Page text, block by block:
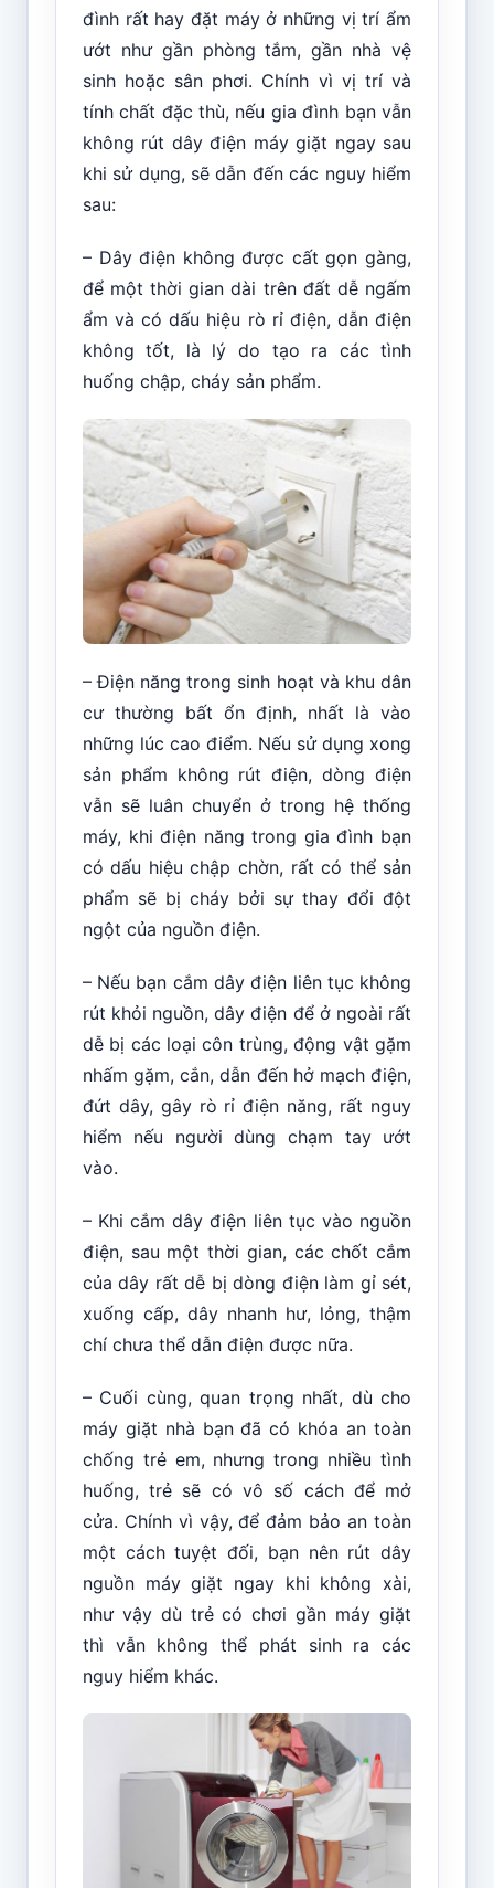
đình rất hay đặt máy ở những vị trí ẩm
ướt như gần phòng tắm, gần nhà vệ
sinh hoặc sân phơi. Chính vì vị trí và
tính chất đặc thù, nếu gia đình bạn vẫn
không rút dây điện máy giặt ngay sau
khi sử dụng, sẽ dẫn đến các nguy hiểm
sau:
– Dây điện không được cất gọn gàng,
để một thời gian dài trên đất dễ ngấm
ẩm và có dấu hiệu rò rỉ điện, dẫn điện
không tốt, là lý do tạo ra các tình
huống chập, cháy sản phẩm.
– Điện năng trong sinh hoạt và khu dân
cư thường bất ổn định, nhất là vào
những lúc cao điểm. Nếu sử dụng xong
sản phẩm không rút điện, dòng điện
vẫn sẽ luân chuyển ở trong hệ thống
máy, khi điện năng trong gia đình bạn
có dấu hiệu chập chờn, rất có thể sản
phẩm sẽ bị cháy bởi sự thay đổi đột
ngột của nguồn điện.
– Nếu bạn cắm dây điện liên tục không
rút khỏi nguồn, dây điện để ở ngoài rất
dễ bị các loại côn trùng, động vật gặm
nhấm gặm, cắn, dẫn đến hở mạch điện,
đứt dây, gây rò rỉ điện năng, rất nguy
hiểm nếu người dùng chạm tay ướt
vào.
– Khi cắm dây điện liên tục vào nguồn
điện, sau một thời gian, các chốt cắm
của dây rất dễ bị dòng điện làm gỉ sét,
xuống cấp, dây nhanh hư, lỏng, thậm
chí chưa thể dẫn điện được nữa.
– Cuối cùng, quan trọng nhất, dù cho
máy giặt nhà bạn đã có khóa an toàn
chống trẻ em, nhưng trong nhiều tình
huống, trẻ sẽ có vô số cách để mở
cửa. Chính vì vậy, để đảm bảo an toàn
một cách tuyệt đối, bạn nên rút dây
nguồn máy giặt ngay khi không xài,
như vậy dù trẻ có chơi gần máy giặt
thì vẫn không thể phát sinh ra các
nguy hiểm khác.